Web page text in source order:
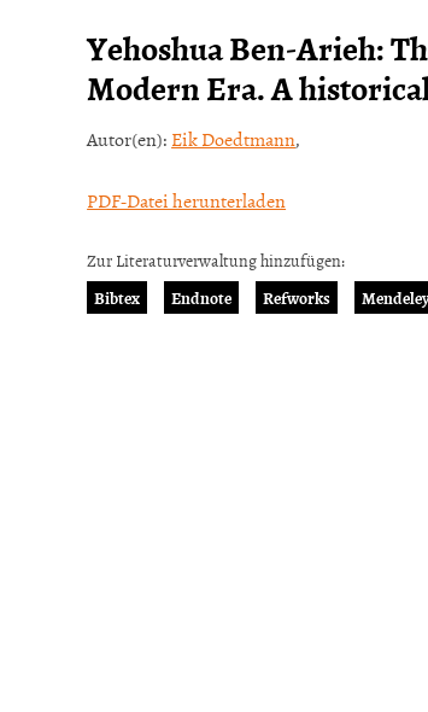
Yehoshua Ben-Arieh:
Modern Era. A
Autor(en): Eik Doedtmann,
PDF-Datei herunterladen
Zur Literaturverwaltung hinzufügen:
Bibtex
Endnote Refworks